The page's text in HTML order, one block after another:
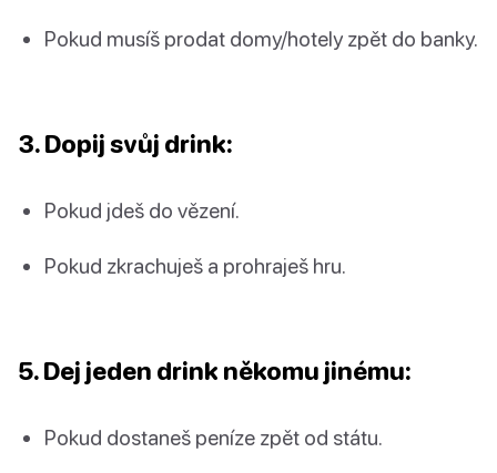
Pokud musíš prodat domy/hotely zpět do banky.
3. Dopij svůj drink:
Pokud jdeš do vězení.
Pokud zkrachuješ a prohraješ hru.
5. Dej jeden drink někomu jinému:
Pokud dostaneš peníze zpět od státu.